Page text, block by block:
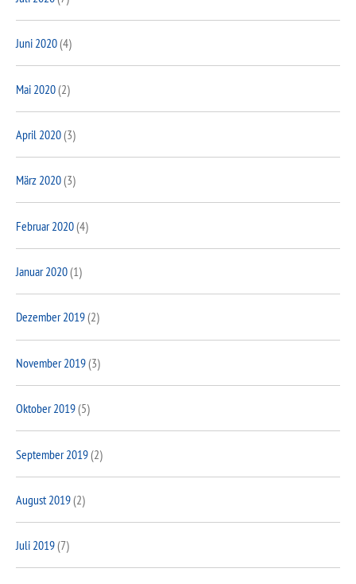
Juni 2020(4)
Mai 2020(2)
April 2020(3)
März 2020(3)
Februar 2020(4)
Januar 2020(1)
Dezember 2019(2)
November 2019(3)
Oktober 2019(5)
September 2019(2)
August 2019(2)
Juli 2019(7)